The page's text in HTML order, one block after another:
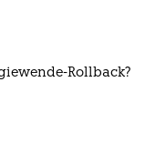
Rollback?